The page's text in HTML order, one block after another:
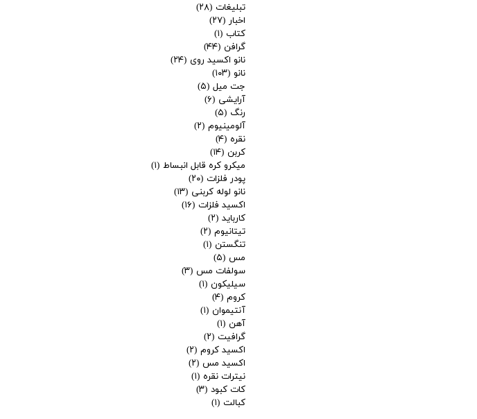
تبلیغات (۲۸)
اخبار (۲۷)
کتاب (۱)
گرافن (۴۴)
نانو اکسید روی (۲۴)
نانو (۱۰۳)
جت میل (۵)
آرایشی (۶)
رنگ (۵)
آلومینیوم (۲)
نقره (۴)
کربن (۱۴)
میکرو کره قابل انبساط (۱)
پودر فلزات (۲۰)
نانو لوله کربنی (۱۳)
اکسید فلزات (۱۶)
کارباید (۲)
تیتانیوم (۲)
تنگستن (۱)
مس (۵)
سولفات مس (۳)
سیلیکون (۱)
کروم (۴)
آنتیموان (۱)
آهن (۱)
گرافیت (۲)
اکسید کروم (۲)
اکسید مس (۲)
نیترات نقره (۱)
کات کبود (۳)
کبالت (۱)